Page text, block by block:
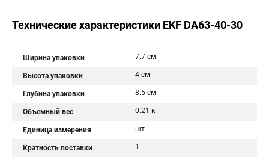
Технические характеристики EKF DA63-40-30
Ширина упаковки 7.7 см
Высота упаковки 4 см
Глубина упаковки 8.5 см
Объемный вес 0.21 кг
Единица измерения шт
Кратность поставки 1